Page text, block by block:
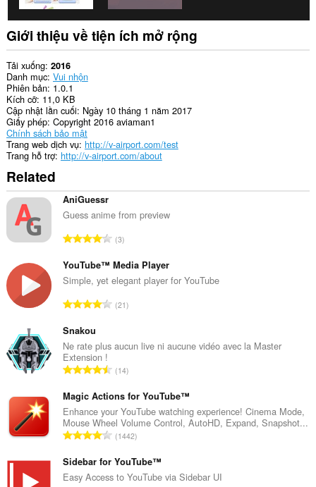
Giới thiệu về tiện ích mở rộng
Tải xuống 2016
Danh mục Vui nhộn
Phiên bản 1.0.1
Kích cỡ 11,0 KB
Cập nhật lần cuối Ngày 10 tháng 1 năm 2017
Giấy phép Copyright 2016 aviaman1
Chính sách bảo mật
Trang web dịch vụ http://v-airport.com/test
Trang hỗ trợ http://v-airport.com/about
Related
AniGuessr
Guess anime from preview
T
n
g
ố
p
h
ạ
n
g
:
3
YouTube™ Media Player
Simple, yet elegant player for YouTube
T
g
ố
ế
p
h
ạ
n
g
21
Snakou
Ne rate plus aucun live ni aucune vidéo avec la Master
Extension !
T
n
g
s
ố
ế
p
14
Magic Actions for YouTube™
Enhance your YouTube watching experience! Cinema Mode,
Mouse Wheel Volume Control, AutoHD, Expand, Snapshot...
T
n
g
1442
Sidebar for YouTube™
Easy Access to YouTube via Sidebar UI